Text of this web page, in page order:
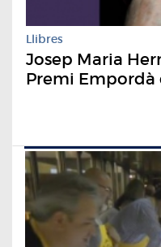
Llibres
Josep Maria
Premi Empordà